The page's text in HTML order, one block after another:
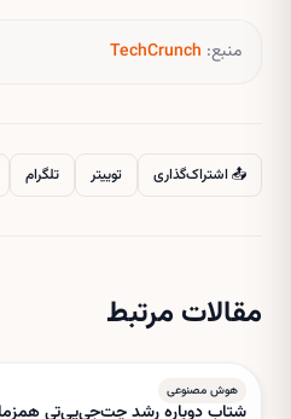
منبع: TechCrunch
📤 اشتراک‌گذاری توییتر تلگرام
مقالات مرتبط
هوش مصنوعی
شتاب دوباره رشد چت‌جی‌پی‌تی